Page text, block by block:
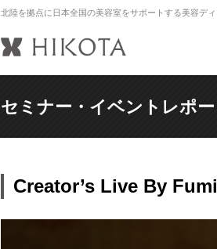
北陸を拠点に日本全国の美容室をサポートする美容デ
セミナー・イベントレポ
Creator’s Live By